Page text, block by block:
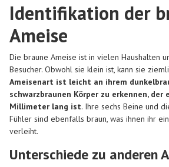
Identifikation der
Ameise
Die braune Ameise ist in vielen Haushalten
Besucher. Obwohl sie klein ist, kann sie
Ameisenart ist leicht an ihrem
schwarzbraunen Körper zu erkennen, der
Millimeter lang ist. Ihre sechs Beine und
Fühler sind ebenfalls braun, was ihnen ihr
verleiht.
Unterschiede zu anderen